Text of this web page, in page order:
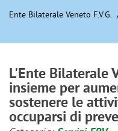
Ente Bilaterale Veneto F.V.G.
L'Ente Bilaterale
insieme per
sostenere le
occuparsi di